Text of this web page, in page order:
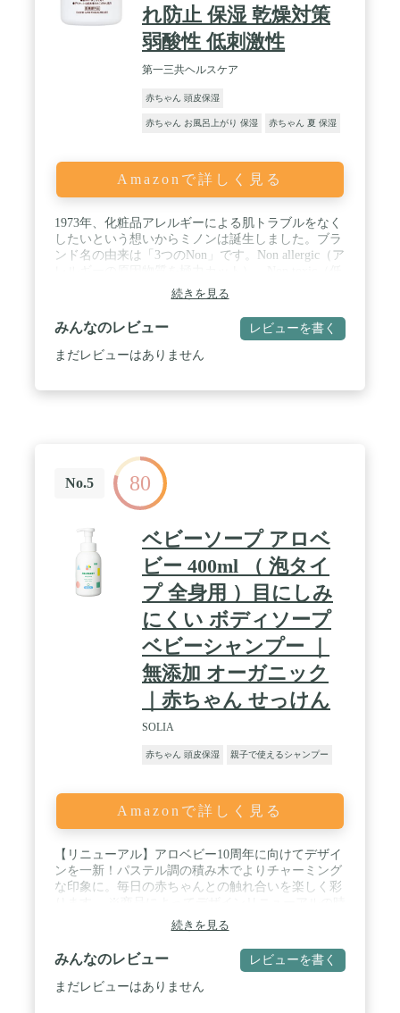
れ防止 保湿 乾燥対策
弱酸性 低刺激性
第一三共ヘルスケア
赤ちゃん 頭皮保湿
赤ちゃん お風呂上がり 保湿 赤ちゃん 夏 保湿
Amazonで詳しく見る
1973年、化粧品アレルギーによる肌トラブルをなく
したいという想いからミノンは誕生しました。ブラ
ンド名の由来は「3つのNon」です。Non allergic（ア
刺激性／低毒性）、Non alkaline（弱酸性／アルカリ
性でない） 開発当時から目指している"3つのこだわ
り"で、ミノンは赤ちゃんから高齢の方までお使い
いただけるために、今もこの考え方を守ったものづ
くりを続けています。 / ミノンベビー全身保湿ミル
物質を極力カット」「低刺激性」「弱酸性」「無香
料」「無着色」「パラベンフリー」「アルコールフ
リー」／0歳の赤ちゃんから高齢の方まで使えま
す。／乾燥の気になる肌にすーっとなじんでみずみ
ずしいうるおい感のある肌へ / 【有効成分】グリチ
ルリチン酸ステアリル 【効能】皮ふの乾燥を防ぐ、
皮ふにうるおいを与える、皮ふを保護する、肌あ
れ、あれ性、あせも・にきびを防ぐ、日やけ・雪や
け後のほてりを防ぐ / アレルギーテスト済み（すべ
ての方にアレルギーが起こらないというわけではあ
りません） 【内容量】 150mL 【原産国】 日本 【香
り】 無香料 【肌質】 デリケートな赤ちゃんの肌に
も／生後28日以上の乳児を対象に連用試験を実施し
ています（すべての方にアレルギーや皮膚刺激が起
こらないというわけではありません。）
続きを見る
みんなのレビュー レビューを書く
まだレビューはありません
No.5 80
ベビーソープ アロベ
ビー 400ml （ 泡タイ
プ 全身用 ）目にしみ
にくい ボディソープ
ベビーシャンプー ｜
無添加 オーガニック
｜赤ちゃん せっけん
SOLIA
赤ちゃん 頭皮保湿 親子で使えるシャンプー
Amazonで詳しく見る
【リニューアル】アロベビー10周年に向けてデザイ
ンを一新！パステル調の積み木でよりチャーミング
な印象に。毎日の赤ちゃんとの触れ合いを楽しく彩
期は異なりますが、順次変更予定です。 / 【 頭から
体まで全身洗える！肌にやさしい99%以上天然由来
】アロベビー ベビーソープは、天然由来成分99%以
上の処方で、全身に使っていただけます。さらに天
然由来の保湿成分配合なので、しっとりした洗い上
続きを見る
みんなのレビュー レビューを書く
まだレビューはありません